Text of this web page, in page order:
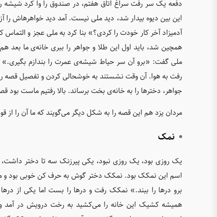
دفعه یک سر رفت سراغ اتاق هفتم، در صندوق را وا کرد شیشه
این بین دیوه بیدار شد، دید ملی نیست. آمد دید خواهرهاش
آدمیزاد آخر کار خودت را کردی؟» بنا کرد به ملی عجز و
همچین شد، باید اول این طلا و جواهر را ببری خانه‌ی ما بعد
ملی گفت: «برو آن سر حیاط شیشه‌ی عمرت را بندازم
رفت به هوا. آن وقت نشستند به خوشحالی کردن و تفصیل قصه
جواهر، دخترها را به خانه‌ی بخت برساند. بالا رفتیم ماست
مردان یزد هم این قصه را به شکل دیگر می‌گویند که ما آن را از
نمک
یک روزی بود، یک روزی نبود، یکی پیرزنک سه تا دختر
اسم این نمکک بود. نمکک دختر گوش به حرف کن خوبی
برو درها را ببند.» نمکک رفت و درها را بست اما یکی از
همیشه کشیک این خانه را می‌کشید به رخت درویش در